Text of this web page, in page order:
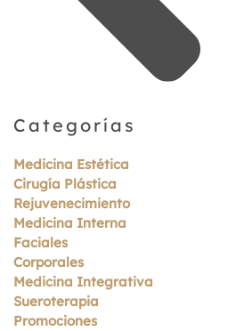
Categorías
Medicina Estética
Cirugía Plástica
Rejuvenecimiento
Medicina Interna
Faciales
Corporales
Medicina Integrativa
Sueroterapia
Promociones